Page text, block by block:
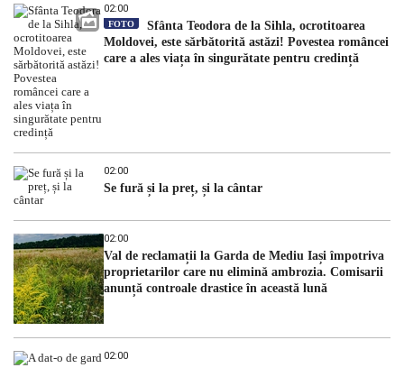
02:00
FOTO
Sfânta Teodora de la Sihla, ocrotitoarea
Moldovei, este sărbătorită astăzi! Povestea româncei
care a ales viața în singurătate pentru credință
02:00
Se fură și la preț, și la cântar
02:00
Val de reclamații la Garda de Mediu Iași împotriva
proprietarilor care nu elimină ambrozia. Comisarii
anunță controale drastice în această lună
02:00